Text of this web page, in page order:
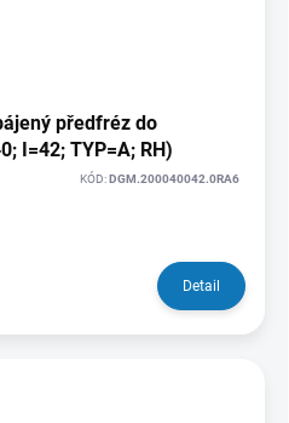
předfréz do
I=42; TYP=A; RH)
KÓD:DGM.200040042.0RA6
Detail